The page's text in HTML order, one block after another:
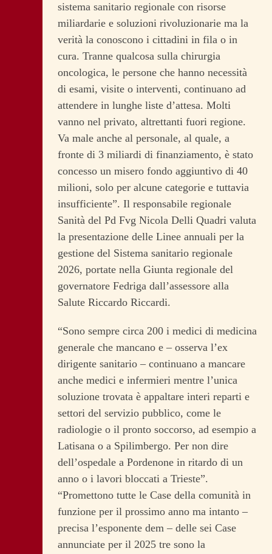
sistema sanitario regionale con risorse
miliardarie e soluzioni rivoluzionarie ma la
verità la conoscono i cittadini in fila o in
cura. Tranne qualcosa sulla chirurgia
oncologica, le persone che hanno necessità
di esami, visite o interventi, continuano ad
attendere in lunghe liste d’attesa. Molti
vanno nel privato, altrettanti fuori regione.
Va male anche al personale, al quale, a
fronte di 3 miliardi di finanziamento, è stato
concesso un misero fondo aggiuntivo di 40
milioni, solo per alcune categorie e tuttavia
insufficiente”. Il responsabile regionale
Sanità del Pd Fvg Nicola Delli Quadri valuta
la presentazione delle Linee annuali per la
gestione del Sistema sanitario regionale
2026, portate nella Giunta regionale del
governatore Fedriga dall’assessore alla
Salute Riccardo Riccardi.
“Sono sempre circa 200 i medici di medicina
generale che mancano e – osserva l’ex
dirigente sanitario – continuano a mancare
anche medici e infermieri mentre l’unica
soluzione trovata è appaltare interi reparti e
settori del servizio pubblico, come le
radiologie o il pronto soccorso, ad esempio a
Latisana o a Spilimbergo. Per non dire
dell’ospedale a Pordenone in ritardo di un
anno o i lavori bloccati a Trieste”.
“Promettono tutte le Case della comunità in
funzione per il prossimo anno ma intanto –
precisa l’esponente dem – delle sei Case
annunciate per il 2025 tre sono la